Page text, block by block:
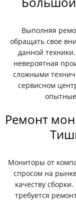
Выполняя
обращать свое
данной
невероятная
сложными
сервисном
Ремонт
Мониторы от
спросом на
качеству
требуется